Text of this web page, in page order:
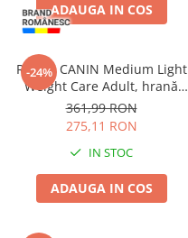
ADAUGA IN COS
-24%
ROYAL CANIN Medium Light
Weight Care Adult, hrană
uscată câine, limitarea
creșterii în greutate, 12kg
361,99 RON
275,11 RON
IN STOC
ADAUGA IN COS